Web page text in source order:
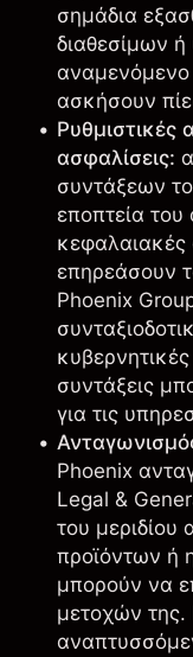
σημάδια
διαθεσίμων
ασκήσουν
Ρυθμιστικές
ασφαλίσεις:
συντάξεων
εποπτεία
κεφαλαιακές
επηρεάσουν
Phoenix
συντάξεις
για τις
Phoenix
Legal &
του
προϊόντων ή
μπορούν να
μετοχών της.